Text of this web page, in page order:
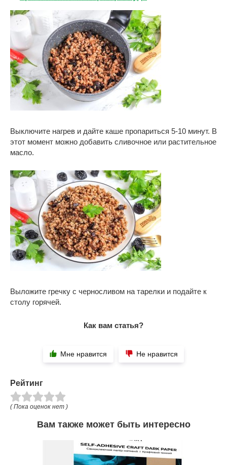
Выключите нагрев и дайте каше пропариться 5-10 минут. В
этот момент можно добавить сливочное или растительное
масло.
Выложите гречку с черносливом на тарелки и подайте к
столу горячей.
Как вам статья?
Мне нравится Не нравится
Рейтинг
( Пока оценок нет )
Вам также может быть интересно